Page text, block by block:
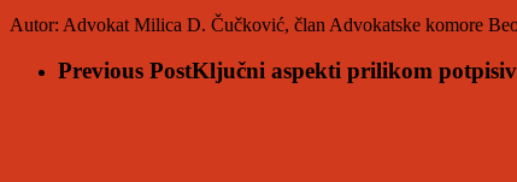
Autor: Advokat Milica D. Čučković, član Advokatske komore
Previous PostKljučni aspekti prilikom